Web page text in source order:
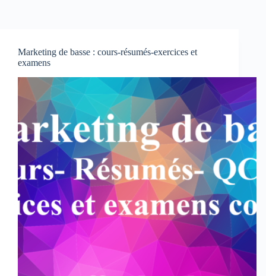
Marketing de basse : cours-résumés-exercices et
examens